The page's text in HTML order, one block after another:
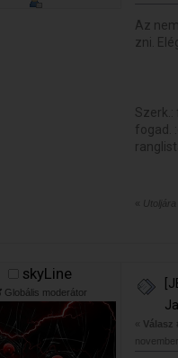
Az
zni.
Szerk.:
fogad.
«
skyLine
Globális moderátor
« Válasz